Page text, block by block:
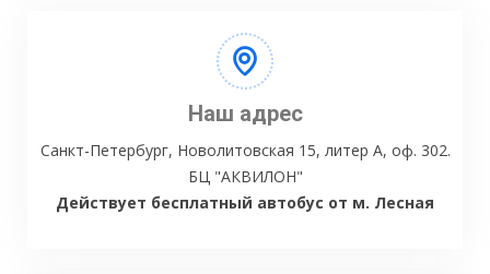
Наш адрес
Санкт-Петербург, Новолитовская 15, литер А, оф. 302.
БЦ "АКВИЛОН"
Действует бесплатный автобус от м. Лесная